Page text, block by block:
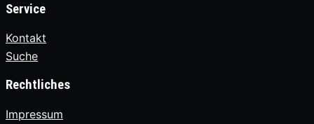
Service
Kontakt
Suche
Rechtliches
Impressum